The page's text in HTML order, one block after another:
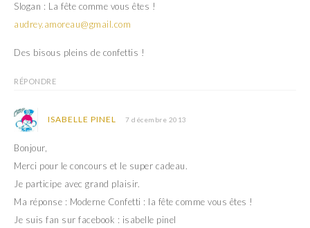
Slogan : La fête comme vous êtes !
audrey.amoreau@gmail.com
Des bisous pleins de confettis !
RÉPONDRE
ISABELLE PINEL 7 décembre 2013
Bonjour,
Merci pour le concours et le super cadeau.
Je participe avec grand plaisir.
Ma réponse : Moderne Confetti : la fête comme vous êtes !
Je suis fan sur facebook : isabelle pinel